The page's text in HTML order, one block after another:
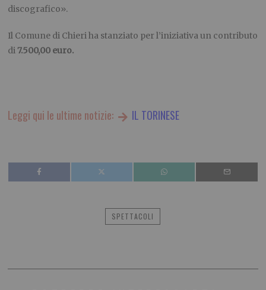
discografico».
Il Comune di Chieri ha stanziato per l’iniziativa un contributo
di7.500,00 euro.
Leggi qui le ultime notizie: IL TORINESE
SPETTACOLI